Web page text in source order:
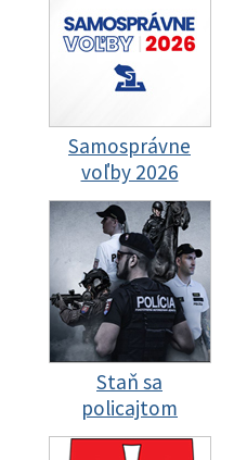
Samosprávne
voľby 2026
Staň sa
policajtom